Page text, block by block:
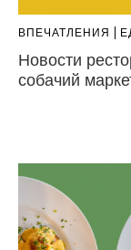
ВПЕЧАТЛЕНИЯ
Новости
собачий